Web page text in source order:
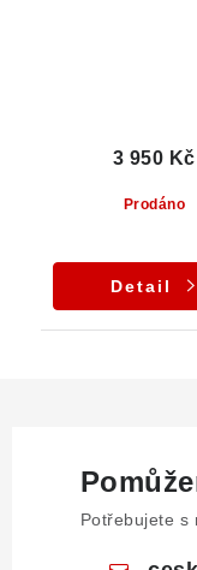
Prodáno
3 950 Kč
Detail
Potřebujete s